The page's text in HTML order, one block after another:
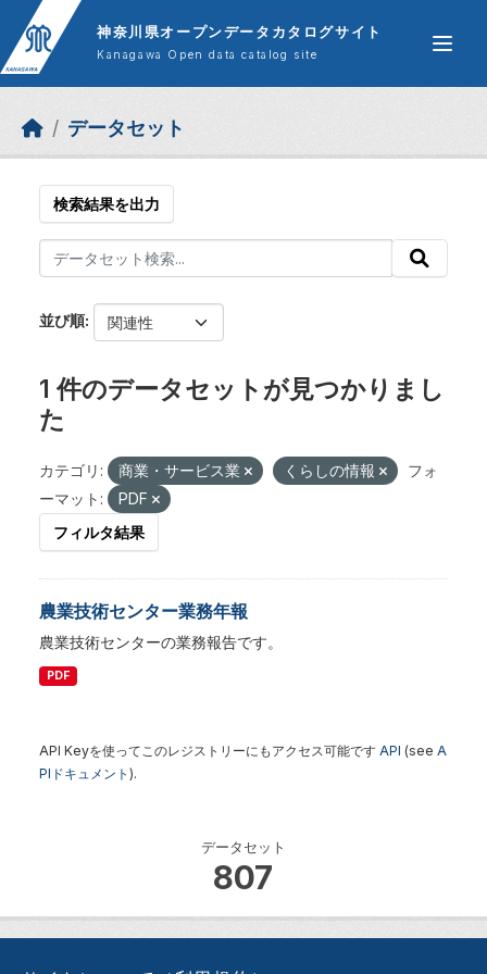
Skip to main content
神奈川県オープンデータカタログサイト
Kanagawa Open data catalog site
データセット
データセット
807
検索結果を出力
並び順
1 件のデータセットが見つかりまし
た
カテゴリ: 商業・サービス業 くらしの情報
フォ
ーマット:
PDF
フィルタ結果
農業技術センター業務年報
農業技術センターの業務報告です。
PDF
API Keyを使ってこのレジストリーにもアクセス可能です API (see A
PIドキュメント ).